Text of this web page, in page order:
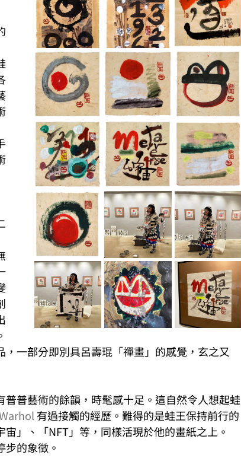
一部分即別具呂壽琨「禪畫」的感覺，玄之又
普藝術的餘韻，時髦感十足。這自然令人想起蛙
有過接觸的經歷。難得的是蛙王保持前行的
」、「NFT」等，同樣活現於他的畫紙之上。
步的象徵。